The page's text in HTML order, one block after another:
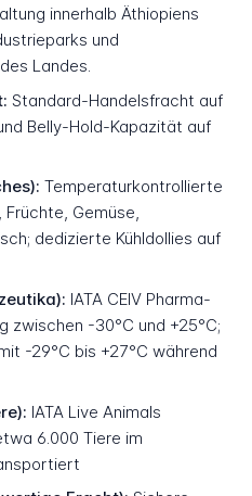
innerhalb Äthiopiens
und
Landes.
Standard-Handelsfracht auf
Belly-Hold-Kapazität auf
Temperaturkontrollierte
Früchte, Gemüse,
dedizierte Kühldollies auf
IATA CEIV Pharma-
zwischen -30°C und +25°C;
-29°C bis +27°C während
IATA Live Animals
6.000 Tiere im